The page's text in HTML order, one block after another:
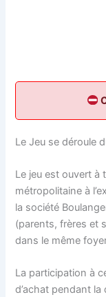
Le Jeu se déroule
Le jeu est ouvert à
métropolitaine à
la société
(parents, frères et
dans le même
La participation à
d’achat pendant